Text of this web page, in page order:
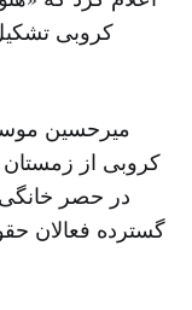
کروبی
میرحسین
در حصر
گسترده فعالان